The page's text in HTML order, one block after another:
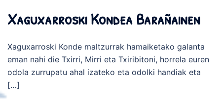
Xaguxarroski Kondea Barañainen
Xaguxarroski Konde maltzurrak hamaiketako galanta
eman nahi die Txirri, Mirri eta Txiribitoni, horrela euren
odola zurrupatu ahal izateko eta odolki handiak eta
[…]